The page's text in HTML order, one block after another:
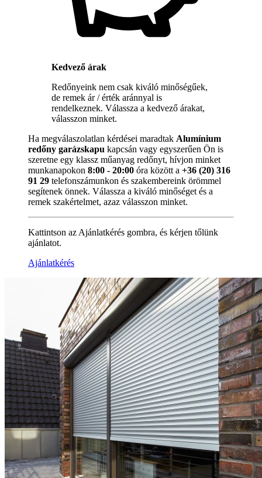
Kedvező árak
Redőnyeink nem csak kiváló minőségűek,
de remek ár / érték aránnyal is
rendelkeznek. Válassza a kedvező árakat,
válasszon minket.
Ha megválaszolatlan kérdései maradtak Alumínium
redőny garázskapu kapcsán vagy egyszerűen Ön is
szeretne egy klassz műanyag redőnyt, hívjon minket
munkanapokon 8:00 - 20:00 óra között a +36 (20) 316
91 29 telefonszámunkon és szakembereink örömmel
segítenek önnek. Válassza a kiváló minőséget és a
remek szakértelmet, azaz válasszon minket.
Kattintson az Ajánlatkérés gombra, és kérjen tőlünk
ajánlatot.
Ajánlatkérés